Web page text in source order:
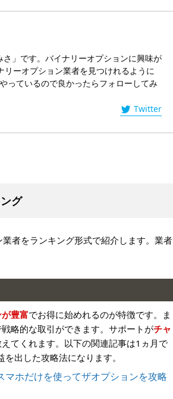
」です。バイナリーオプションに興味が
ーオプション業者を見つけれるように
っているので良かったらフォローしてみ
Twitter
グ
者をランキング形式で紹介します。業者
豊富でお得に始めれるのが特徴です。ま
戦略的な取引ができます。サポートがチャ
てくれます。以下の関連記事は1ヵ月で
出した攻略法になります。
マホだけを使ってザオプションを攻略